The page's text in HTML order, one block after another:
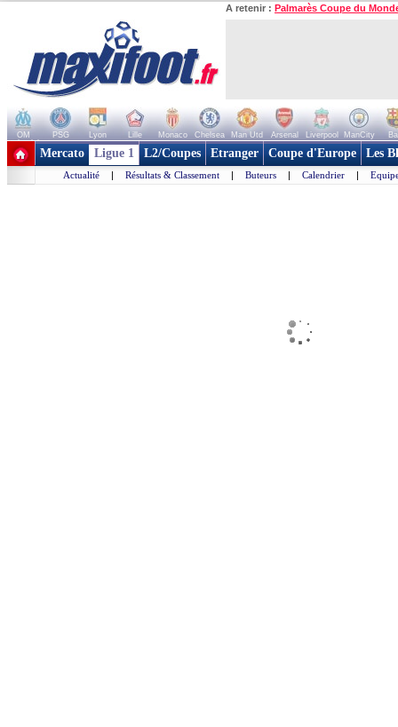
A retenir : Palmarès Coupe du
OM PSG Lyon Lille Monaco Chelsea Man Utd Arsenal Liverpool ManCity
+ de clubs
Mercato Ligue 1 L2/Coupes Etranger Coupe d'Europe Les
Actualité | Résultats & Classement | Buteurs | Calendrier |